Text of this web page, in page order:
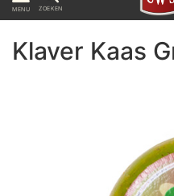
MENU ZOEKEN
Klaver Kaas